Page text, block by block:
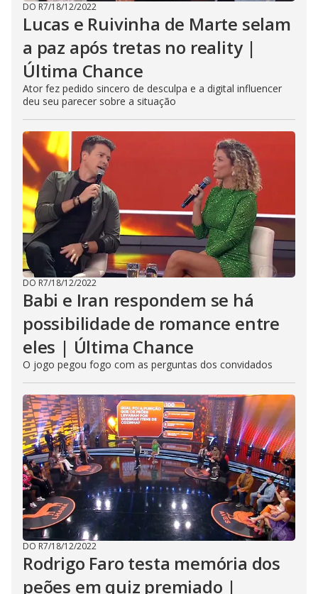
DO R7/18/12/2022
Lucas e Ruivinha de Marte selam
a paz após tretas no reality |
Última Chance
Ator fez pedido sincero de desculpa e a digital influencer
deu seu parecer sobre a situação
DO R7/18/12/2022
Babi e Iran respondem se há
possibilidade de romance entre
eles | Última Chance
O jogo pegou fogo com as perguntas dos convidados
DO R7/18/12/2022
Rodrigo Faro testa memória dos
peões em quiz premiado |